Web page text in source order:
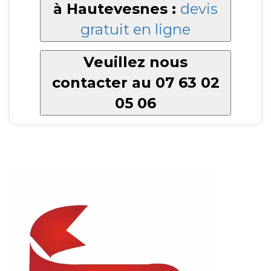
à Hautevesnes : devis
gratuit en ligne
Veuillez nous
contacter au 07 63 02
05 06